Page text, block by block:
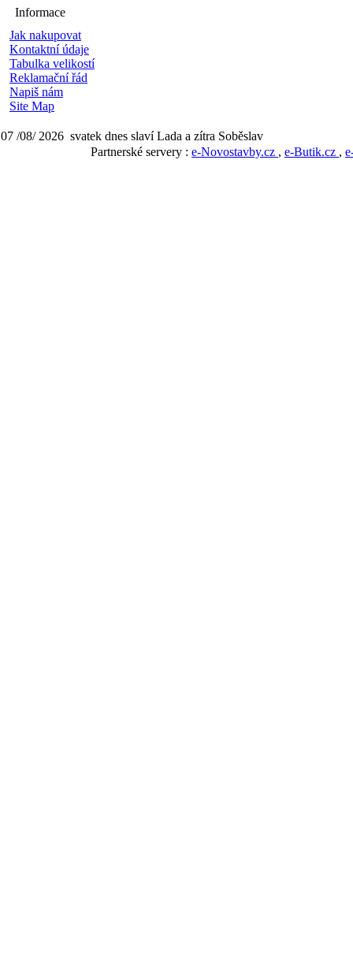
Informace
Jak nakupovat
Kontaktní údaje
Tabulka velikostí
Reklamační řád
Napiš nám
Site Map
07 /08/ 2026 svatek dnes slaví Lada a zítra Soběslav
Partnerské servery : e-Novostavby.cz , e-Butik.cz ,